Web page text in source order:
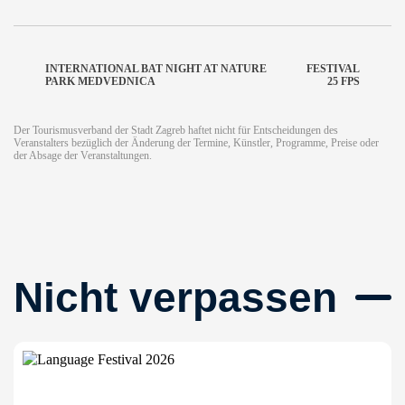
INTERNATIONAL BAT NIGHT AT NATURE
PARK MEDVEDNICA
FESTIVAL
25 FPS
Der Tourismusverband der Stadt Zagreb haftet nicht für Entscheidungen des
Veranstalters bezüglich der Änderung der Termine, Künstler, Programme, Preise oder
der Absage der Veranstaltungen.
Nicht verpassen